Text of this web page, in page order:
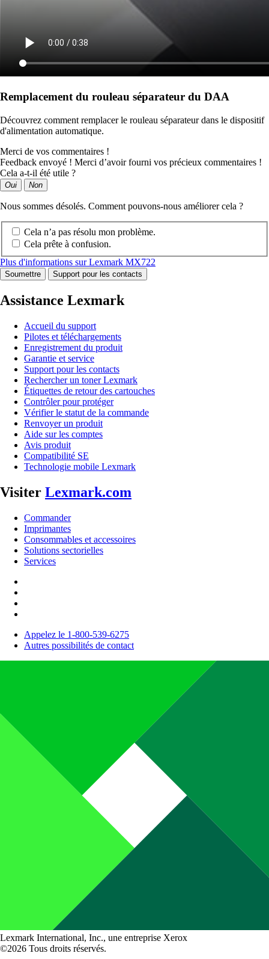
Remplacement du rouleau séparateur du DAA
Découvrez comment remplacer le rouleau séparateur dans le dispositif
d'alimentation automatique.
Merci de vos commentaires !
Feedback envoyé ! Merci d’avoir fourni vos précieux commentaires !
Cela a-t-il été utile ?
Oui Non
Nous sommes désolés. Comment pouvons-nous améliorer cela ?
Cela n’a pas résolu mon problème.
Cela prête à confusion.
Plus d'informations sur Lexmark MX722
Soumettre Support pour les contacts
Assistance Lexmark
Accueil du support
Pilotes et téléchargements
Enregistrement du produit
Garantie et service
Support pour les contacts
Rechercher un toner Lexmark
Étiquettes de retour des cartouches
Contrôler pour protéger
Vérifier le statut de la commande
Renvoyer un produit
Aide sur les comptes
Avis produit
Compatibilité SE
Technologie mobile Lexmark
Visiter Lexmark.com
Commander
Imprimantes
Consommables et accessoires
Solutions sectorielles
Services
Appelez le 1-800-539-6275
Autres possibilités de contact
Lexmark International, Inc., une entreprise Xerox
©2026 Tous droits réservés.